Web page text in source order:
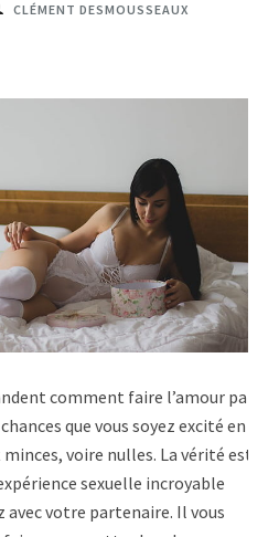
CLÉMENT DESMOUSSEAUX
comment faire l’amour par
que vous soyez excité en
voire nulles. La vérité est
sexuelle incroyable
avec votre partenaire. Il vous